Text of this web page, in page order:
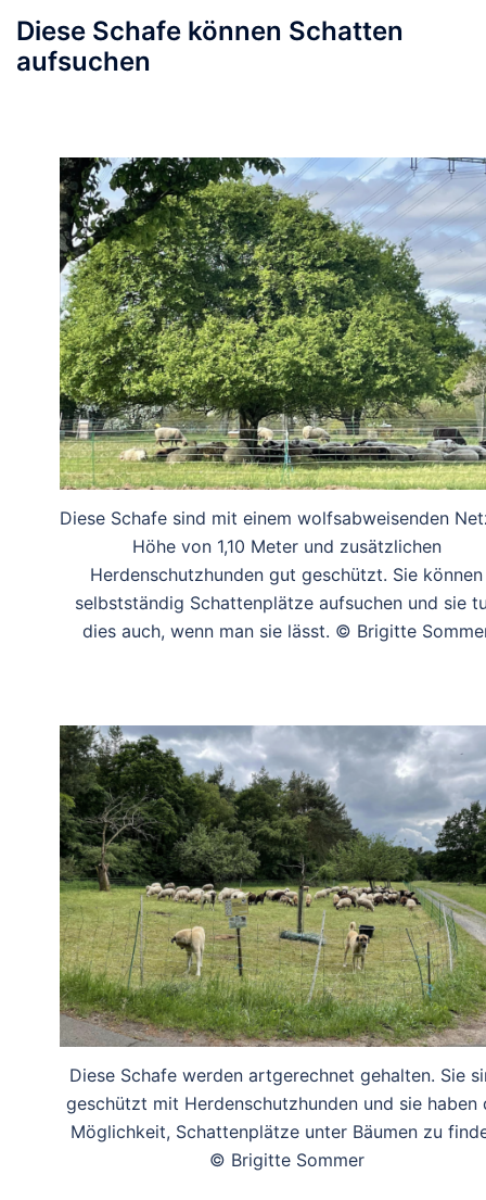
Diese Schafe können Schatten
aufsuchen
Diese Schafe sind mit einem wolfsabweisenden
Höhe von 1,10 Meter und zusätzlichen
Herdenschutzhunden gut geschützt. Sie können
selbstständig Schattenplätze aufsuchen und sie
dies auch, wenn man sie lässt. © Brigitte
Diese Schafe werden artgerechnet gehalten. Sie
geschützt mit Herdenschutzhunden und sie haben
Möglichkeit, Schattenplätze unter Bäumen zu
© Brigitte Sommer